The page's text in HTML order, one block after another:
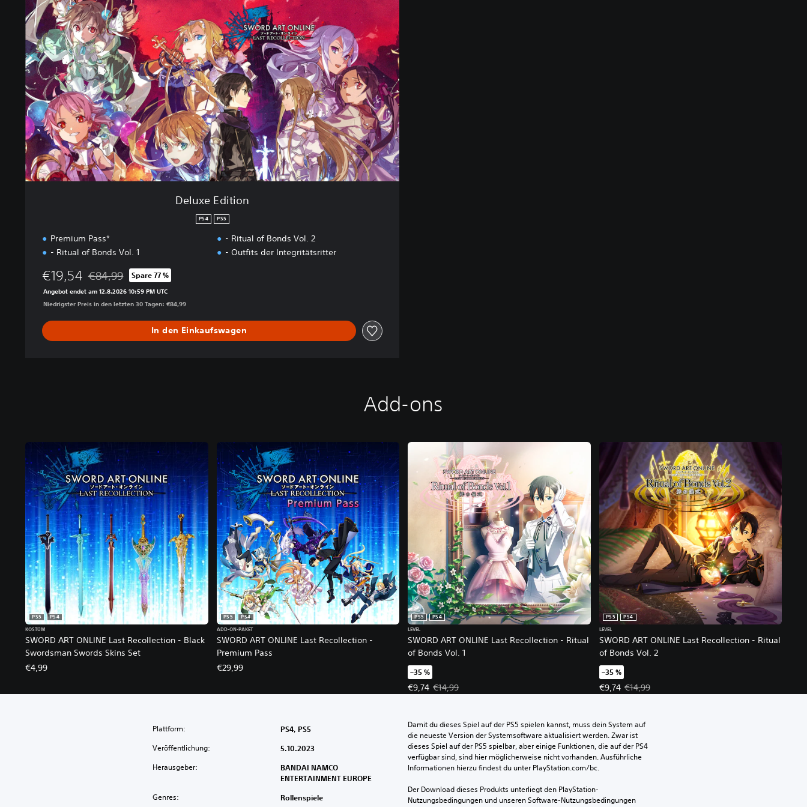
u
x
e
E
d
i
t
o
n
Deluxe Edition
PS4 PS5
Premium Pass*
- Ritual of Bonds Vol. 1
- Ritual of Bonds Vol. 2
- Outfits der Integritätsritter
€19,54 Preisnachlass gegenüber dem Originalpreis von €84,99
€84,99 Spare 77 %
Angebot endet am 12.8.2026 10:59 PM UTC
Niedrigster Preis in den letzten 30 Tagen: €84,99
In den Einkaufswagen
Add-ons
SWORD ART ONLINE Last Recollection - Black
Swordsman Swords Skins Set
PS5
PS4
KOSTÜM
€4,99
SWORD ART ONLINE Last Recollection -
Premium Pass
PS5
PS4
ADD-ON-PAKET
€29,99
SWORD ART ONLINE Last Recollection - Ritual
of Bonds Vol. 1
PS5
PS4
LEVEL
–35 %
€9,74
Angebotspreis: €9,74 Ursprünglicher Preis: €14,99
€14,99
SWORD ART ONLINE Last Recollection - Ritual
of Bonds Vol. 2
PS5
PS4
LEVEL
–35 %
€9,74
Angebotspreis: €9,74 Ursprünglicher Preis: €14,99
€14,99
Plattform: PS4, PS5
Veröffentlichung: 5.10.2023
Herausgeber:
BANDAI NAMCO
ENTERTAINMENT EUROPE
Genres: Rollenspiele
Damit du dieses Spiel auf der PS5 spielen kannst, muss dein System auf
die neueste Version der Systemsoftware aktualisiert werden. Zwar ist
dieses Spiel auf der PS5 spielbar, aber einige Funktionen, die auf der PS4
verfügbar sind, sind hier möglicherweise nicht vorhanden. Ausführliche
Informationen hierzu findest du unter PlayStation.com/bc.
Der Download dieses Produkts unterliegt den PlayStation-
Nutzungsbedingungen und unseren Software-Nutzungsbedingungen